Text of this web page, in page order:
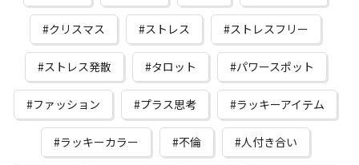
クリスマス ストレス ストレスフリー
ストレス発散 タロット パワースポット
ファッション プラス思考 ラッキーアイテム
ラッキーカラー 不倫 人付き合い